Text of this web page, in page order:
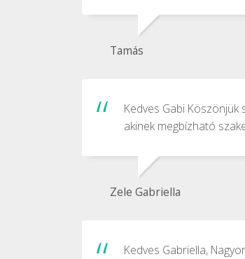
Tamás
Kedves Gabi
akinek megbízható
Zele Gabriella
Kedves Gabriella,